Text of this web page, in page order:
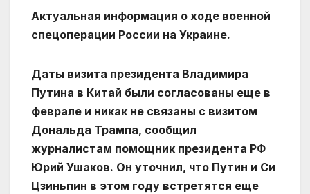
Актуальная информация о ходе военной
спецоперации России на Украине.
Даты визита президента Владимира
Путина в Китай были согласованы еще в
феврале и никак не связаны с визитом
Дональда Трампа, сообщил
журналистам помощник президента РФ
Юрий Ушаков. Он уточнил, что Путин и Си
Цзиньпин в этом году встретятся еще